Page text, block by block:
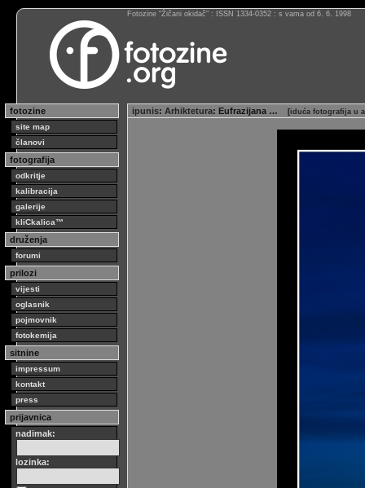
Fotozine “Žičani okidač” : ISSN 1334-0352 : s vama od 6. 6. 1998
fotozine
site map
članovi
fotografija
odkritje
kalibracija
galerije
kliCkalica™
druženja
forumi
prilozi
vijesti
oglasnik
pojmovnik
fotokemija
sitnine
impressum
kontakt
press
prijavnica
nadimak:
lozinka:
ipunis: Arhiktetura: Eufrazijana … [iduća fotografija u